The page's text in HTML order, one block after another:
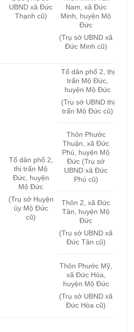
UBND xã Đức
Thạnh cũ)
Nam, xã Đức
Minh, huyện Mộ
Đức
(Trụ sở UBND xã
Đức Minh cũ)
Tổ dân phố 2,
thị trấn Mộ
Đức, huyện
Mộ Đức
(Trụ sở Huyện
ủy Mộ Đức
cũ)
Tổ dân phố 2, thị
trấn Mộ Đức,
huyện Mộ Đức
(Trụ sở UBND thị
trấn Mộ Đức cũ)
Thôn Phước
Thuận, xã Đức
Phú, huyện Mộ
Đức (Trụ sở
UBND xã Đức
Phú cũ)
Thôn 2, xã Đức
Tân, huyện Mộ
Đức
(Trụ sở UBND xã
Đức Tân cũ)
Thôn Phước Mỹ,
xã Đức Hòa,
huyện Mộ Đức
(Trụ sở UBND xã
Đức Hòa cũ)